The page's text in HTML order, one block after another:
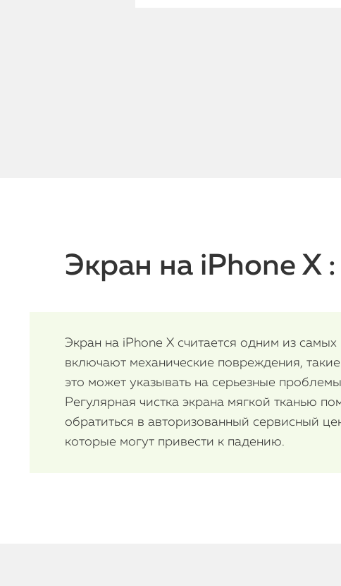
Экран на iPhone X
Экран на iPhone X считается одним из
включают механические повреждения,
это может указывать на серьезные
Регулярная чистка экрана мягкой тканью
обратиться в авторизованный сервисный
которые могут привести к падению.